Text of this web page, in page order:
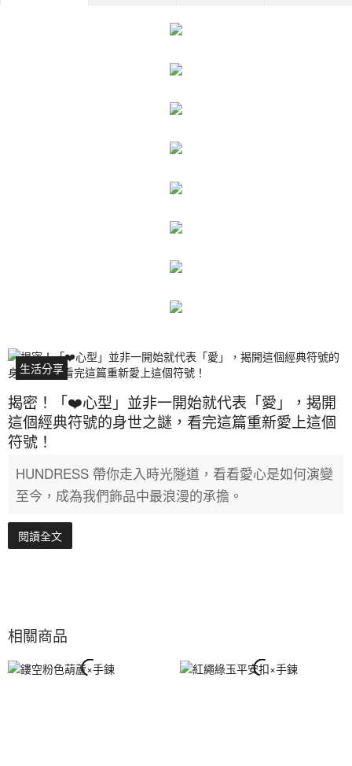
生活分享
揭密！「❤️心型」並非一開始就代表「愛」，揭開
這個經典符號的身世之謎，看完這篇重新愛上這個
符號！
HUNDRESS 帶你走入時光隧道，看看愛心是如何演變
至今，成為我們飾品中最浪漫的承擔。
閱讀全文
相關商品